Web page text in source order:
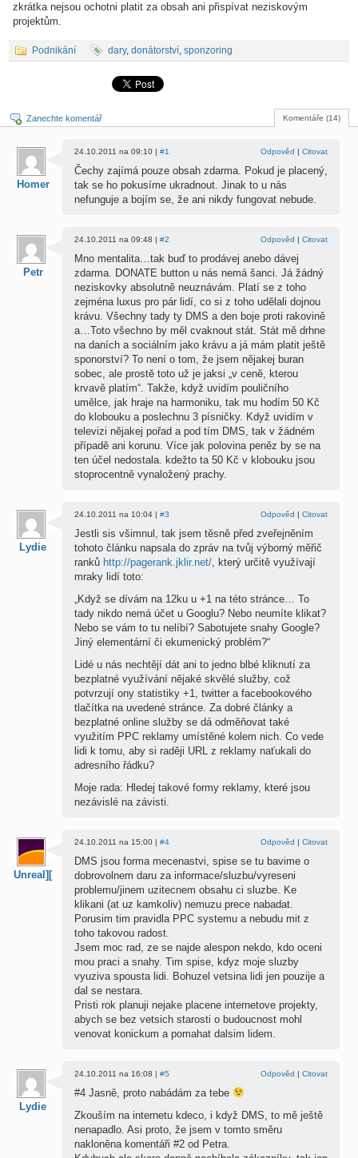
zkrátka nejsou ochotni platit za obsah ani přispívat neziskovým
projektům.
Podnikání dary, donátorství, sponzoring
Komentáře (14)
Zanechte komentář
Homer
24.10.2011 na 09:10 | #1 Odpověd |Citovat
Čechy zajímá pouze obsah zdarma. Pokud je placený,
tak se ho pokusíme ukradnout. Jinak to u nás
nefunguje a bojím se, že ani nikdy fungovat nebude.
Petr
24.10.2011 na 09:48 | #2 Odpověd |Citovat
Mno mentalita…tak buď to prodávej anebo dávej
zdarma. DONATE button u nás nemá šanci. Já žádný
neziskovky absolutně neuznávám. Platí se z toho
zejména luxus pro pár lidí, co si z toho udělali dojnou
krávu. Všechny tady ty DMS a den boje proti rakovině
a…Toto všechno by měl cvaknout stát. Stát mě drhne
na daních a sociálním jako krávu a já mám platit ještě
sponorství? To není o tom, že jsem nějakej buran
sobec, ale prostě toto už je jaksi „v ceně, kterou
krvavě platím“. Takže, když uvidím pouličního
umělce, jak hraje na harmoniku, tak mu hodím 50 Kč
do klobouku a poslechnu 3 písničky. Když uvidím v
televizi nějakej pořad a pod tím DMS, tak v žádném
případě ani korunu. Více jak polovina peněz by se na
ten účel nedostala. kdežto ta 50 Kč v klobouku jsou
stoprocentně vynaložený prachy.
Lydie
24.10.2011 na 10:04 | #3 Odpověd |Citovat
Jestli sis všimnul, tak jsem těsně před zveřejněním
tohoto článku napsala do zpráv na tvůj výborný měřič
ranků http://pagerank.jklir.net/, který určitě využívají
mraky lidí toto:
„Když se dívám na 12ku u +1 na této stránce… To
tady nikdo nemá účet u Googlu? Nebo neumíte klikat?
Nebo se vám to tu nelíbí? Sabotujete snahy Google?
Jiný elementární či ekumenický problém?“
Lidé u nás nechtějí dát ani to jedno blbé kliknutí za
bezplatné využívání nějaké skvělé služby, což
potvrzují ony statistiky +1, twitter a facebookového
tlačítka na uvedené stránce. Za dobré články a
bezplatné online služby se dá odměňovat také
využitím PPC reklamy umístěné kolem nich. Co vede
lidi k tomu, aby si raději URL z reklamy naťukali do
adresního řádku?
Moje rada: Hledej takové formy reklamy, které jsou
nezávislé na závisti.
Unreal][
24.10.2011 na 15:00 | #4 Odpověd |Citovat
DMS jsou forma mecenastvi, spise se tu bavime o
dobrovolnem daru za informace/sluzbu/vyreseni
problemu/jinem uzitecnem obsahu ci sluzbe. Ke
klikani (at uz kamkoliv) nemuzu prece nabadat.
Porusim tim pravidla PPC systemu a nebudu mit z
toho takovou radost.
Jsem moc rad, ze se najde alespon nekdo, kdo oceni
mou praci a snahy. Tim spise, kdyz moje sluzby
vyuziva spousta lidi. Bohuzel vetsina lidi jen pouzije a
dal se nestara.
Pristi rok planuji nejake placene internetove projekty,
abych se bez vetsich starosti o budoucnost mohl
venovat konickum a pomahat dalsim lidem.
Lydie
24.10.2011 na 16:08 | #5 Odpověd |Citovat
#4 Jasně, proto nabádám za tebe
Zkouším na internetu kdeco, i když DMS, to mě ještě
nenapadlo. Asi proto, že jsem v tomto směru
nakloněna komentáři #2 od Petra.